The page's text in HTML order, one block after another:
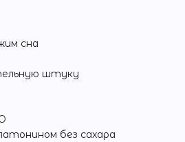
сна
штуку
без сахара